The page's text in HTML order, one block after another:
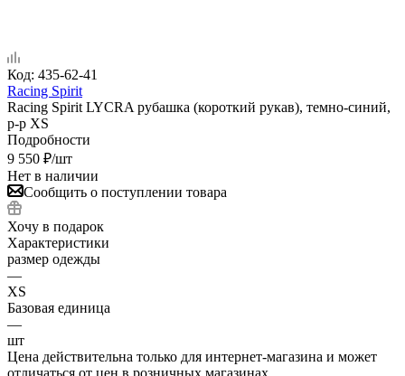
Код: 435-62-41
Racing Spirit
Racing Spirit LYCRA рубашка (короткий рукав), темно-синий,
р-р XS
Подробности
9 550 ₽/шт
Нет в наличии
Сообщить о поступлении товара
Хочу в подарок
Характеристики
размер одежды
—
XS
Базовая единица
—
шт
Цена действительна только для интернет-магазина и может
отличаться от цен в розничных магазинах